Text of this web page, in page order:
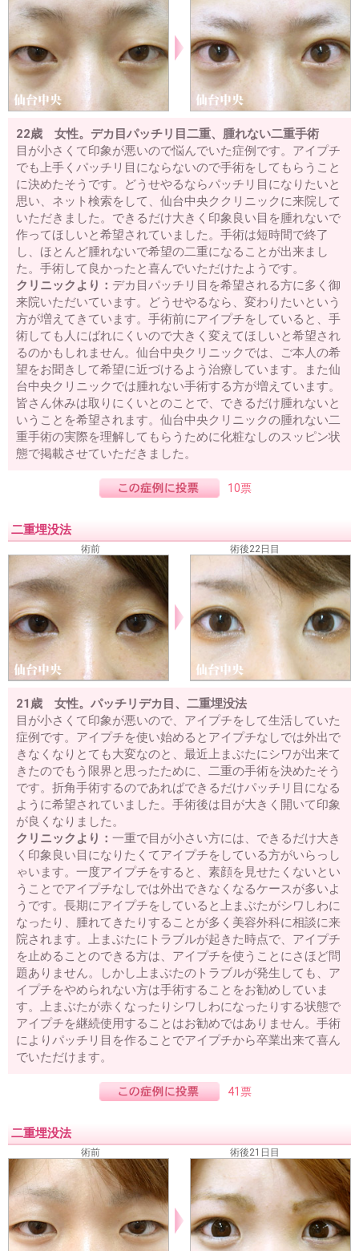
22歳 女性。デカ目パッチリ目二重、腫れない二重手術
目が小さくて印象が悪いので悩んでいた症例です。アイプチ
でも上手くパッチリ目にならないので手術をしてもらうこと
に決めたそうです。どうせやるならパッチリ目になりたいと
思い、ネット検索をして、仙台中央ククリニックに来院して
いただきました。できるだけ大きく印象良い目を腫れないで
作ってほしいと希望されていました。手術は短時間で終了
し、ほとんど腫れないで希望の二重になることが出来まし
た。手術して良かったと喜んでいただけたようです。
クリニックより： デカ目パッチリ目を希望される方に多く御
来院いただいています。どうせやるなら、変わりたいという
方が増えてきています。手術前にアイプチをしていると、手
術しても人にばれにくいので大きく変えてほしいと希望され
るのかもしれません。仙台中央クリニックでは、ご本人の希
望をお聞きして希望に近づけるよう治療しています。また仙
台中央クリニックでは腫れない手術する方が増えています。
皆さん休みは取りにくいとのことで、できるだけ腫れないと
いうことを希望されます。仙台中央クリニックの腫れない二
重手術の実際を理解してもらうために化粧なしのスッピン状
態で掲載させていただきました。
10票
二重埋没法
術前 術後22日目
21歳 女性。パッチリデカ目、二重埋没法
目が小さくて印象が悪いので、アイプチをして生活していた
症例です。アイプチを使い始めるとアイプチなしでは外出で
きなくなりとても大変なのと、最近上まぶたにシワが出来て
きたのでもう限界と思ったために、二重の手術を決めたそう
です。折角手術するのであればできるだけパッチリ目になる
ように希望されていました。手術後は目が大きく開いて印象
が良くなりました。
クリニックより： 一重で目が小さい方には、できるだけ大き
く印象良い目になりたくてアイプチをしている方がいらっし
ゃいます。一度アイプチをすると、素顔を見せたくないとい
うことでアイプチなしでは外出できなくなるケースが多いよ
うです。長期にアイプチをしていると上まぶたがシワしわに
なったり、腫れてきたりすることが多く美容外科に相談に来
院されます。上まぶたにトラブルが起きた時点で、アイプチ
を止めることのできる方は、アイプチを使うことにさほど問
題ありません。しかし上まぶたのトラブルが発生しても、ア
イプチをやめられない方は手術することをお勧めしていま
す。上まぶたが赤くなったりシワしわになったりする状態で
アイプチを継続使用することはお勧めではありません。手術
によりパッチリ目を作ることでアイプチから卒業出来て喜ん
でいただけます。
41票
二重埋没法
術前 術後21日目